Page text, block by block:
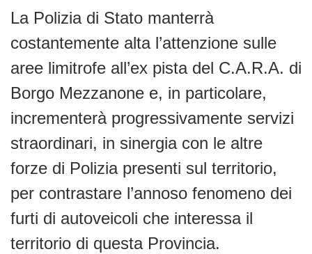
La Polizia di Stato manterrà
costantemente alta l’attenzione sulle
aree limitrofe all’ex pista del C.A.R.A. di
Borgo Mezzanone e, in particolare,
incrementerà progressivamente servizi
straordinari, in sinergia con le altre
forze di Polizia presenti sul territorio,
per contrastare l’annoso fenomeno dei
furti di autoveicoli che interessa il
territorio di questa Provincia.